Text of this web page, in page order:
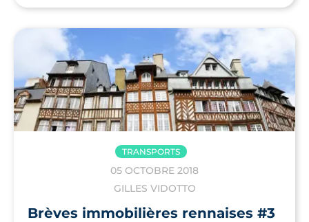
TRANSPORTS
05 OCTOBRE 2018
GILLES VIDOTTO
Brèves immobilières rennaises #3